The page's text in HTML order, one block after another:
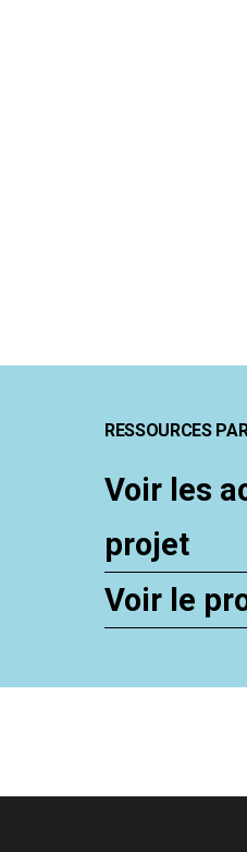
RESSOURCES
Voir les
projet
Voir le